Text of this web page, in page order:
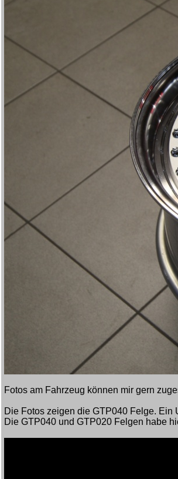
Fotos am Fahrzeug können mir gern
Die Fotos zeigen die GTP040 Felge.
Die GTP040 und GTP020 Felgen habe